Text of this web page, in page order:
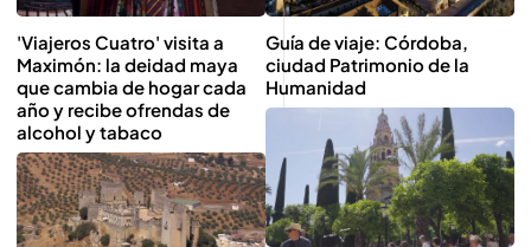
'Viajeros Cuatro' visita a
Maximón: la deidad maya
que cambia de hogar cada
año y recibe ofrendas de
alcohol y tabaco
Guía de viaje: Córdoba,
ciudad Patrimonio de la
Humanidad